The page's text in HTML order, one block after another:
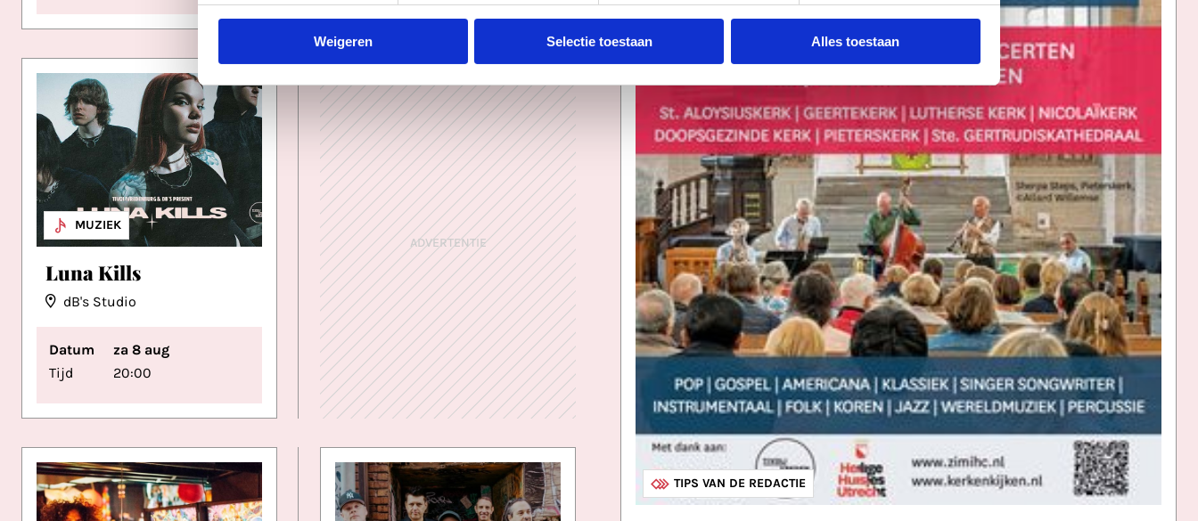
Weigeren Selectie toestaan Alles toestaan
METAL
MUZIEK
Luna Kills
dB's Studio
Datum
za 8 aug
Tijd
20:00
ADVERTENTIE
MUZIEK
OVERIGE MUZIEK
TIPS VAN DE REDACTIE